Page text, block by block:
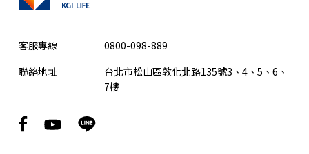
客服專線
0800-098-889
聯絡地址
台北市松山區敦化北路135號3、4、5、6、
7樓